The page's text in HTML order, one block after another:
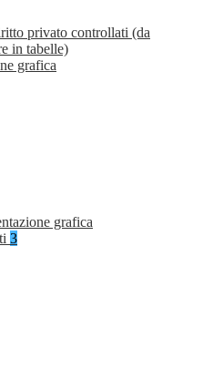
privato controllati (da
in tabelle)
grafica
grafica
3